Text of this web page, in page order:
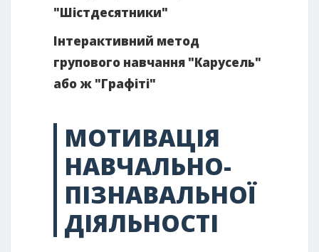
"Шістдесятники"
Інтерактивний метод
групового навчання "Карусель"
або ж "Графіті"
МОТИВАЦІЯ
НАВЧАЛЬНО-
ПІЗНАВАЛЬНОЇ
ДІЯЛЬНОСТІ